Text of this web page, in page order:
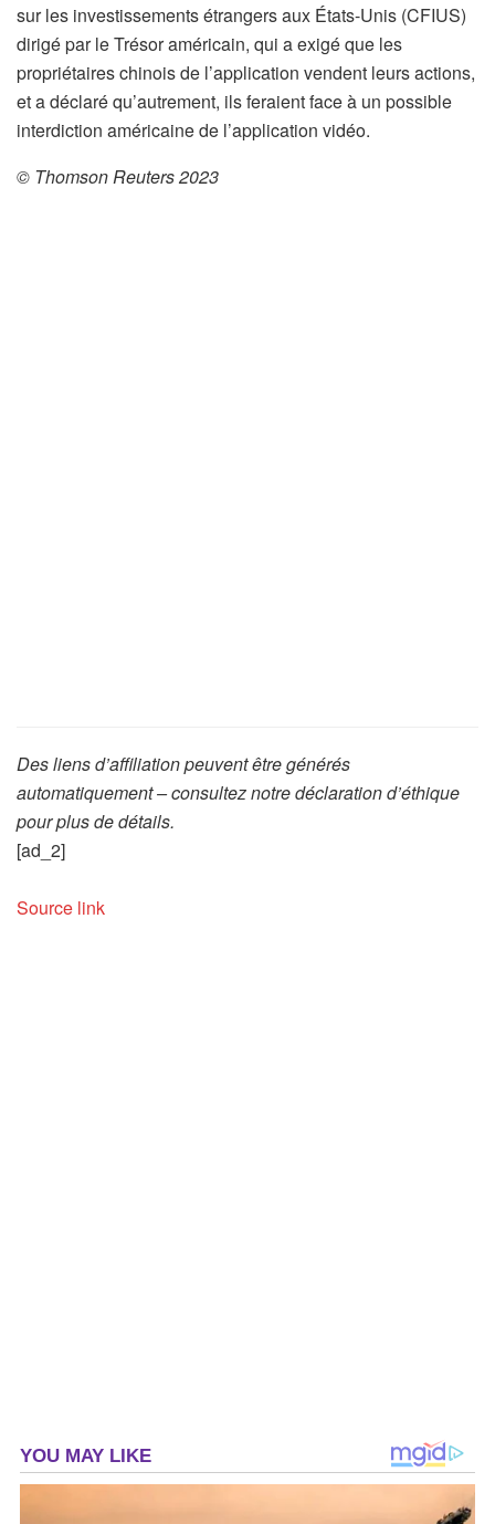
sur les investissements étrangers aux États-Unis (CFIUS)
dirigé par le Trésor américain, qui a exigé que les
propriétaires chinois de l’application vendent leurs actions,
et a déclaré qu’autrement, ils feraient face à un possible
interdiction américaine de l’application vidéo.
© Thomson Reuters 2023
Des liens d’affiliation peuvent être générés
automatiquement – consultez notre déclaration d’éthique
pour plus de détails.
[ad_2]
Source link